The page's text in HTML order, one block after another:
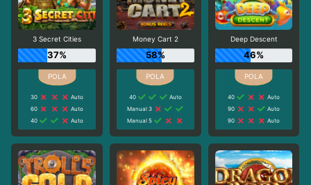
3 Secret Cities
37%
30
Auto
60
Auto
40
Auto
Money Cart 2
58%
40
Auto
Manual 3
Manual 5
Deep Descent
46%
40
Auto
90
Auto
90
Auto